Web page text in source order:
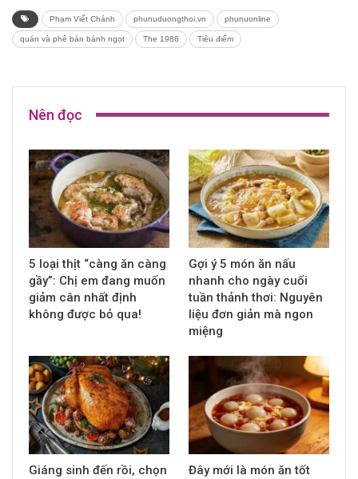
Phạm Viết Chánh phunuduongthoi.vn phunuonline
quán và phê bán bánh ngọt The 1986 Tiêu điểm
Nên đọc
5 loại thịt “càng ăn càng
gầy”: Chị em đang muốn
giảm cân nhất định
không được bỏ qua!
Gợi ý 5 món ăn nấu
nhanh cho ngày cuối
tuần thảnh thơi: Nguyên
liệu đơn giản mà ngon
miệng
Giáng sinh đến rồi, chọn
Đây mới là món ăn tốt